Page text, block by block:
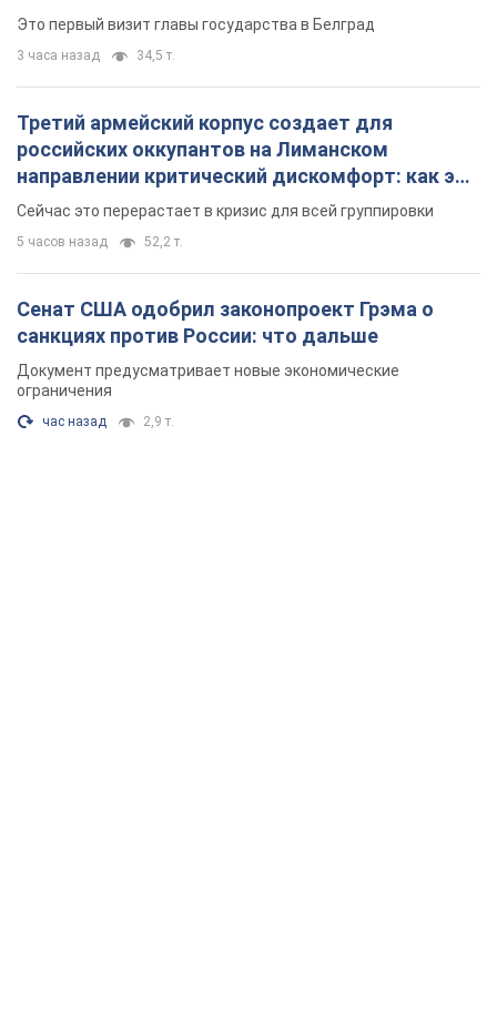
Это первый визит главы государства в Белград
3 часа назад 34,5 т.
Третий армейский корпус создает для
российских оккупантов на Лиманском
направлении критический дискомфорт: как это
удалось
Сейчас это перерастает в кризис для всей группировки
5 часов назад 52,2 т.
Сенат США одобрил законопроект Грэма о
санкциях против России: что дальше
Документ предусматривает новые экономические
ограничения
час назад 2,9 т.